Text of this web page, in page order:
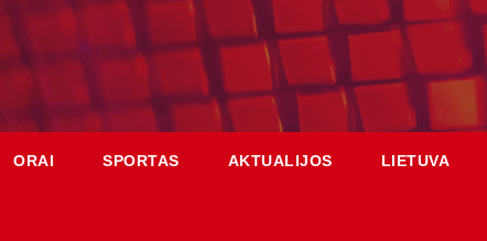
ORAI SPORTAS AKTUALIJOS LIETUVA